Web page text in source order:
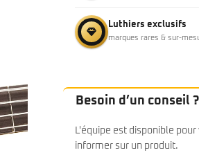
Luthiers exclusifs
marques rares & sur-
Besoin d’un conseil ?
L'équipe est disponible pour
informer sur un produit.